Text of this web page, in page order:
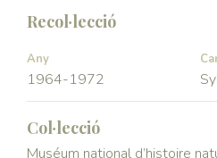
Recol·lecció
Any
1964-1972
Col·lecció
Muséum national d’histoire